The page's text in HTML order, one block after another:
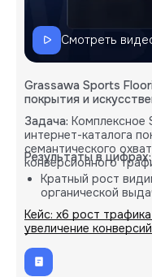
Смотреть
Grassawa Sports
покрытия и
Задача: Комплексное
интернет-каталога
семантического
конверсионного
Результаты в цифрах:
Кратный рост
органической
Пропорциональное
целевых B2B-
Внедрение
глубокой
Кейс: х6 рост
увеличение конверсий